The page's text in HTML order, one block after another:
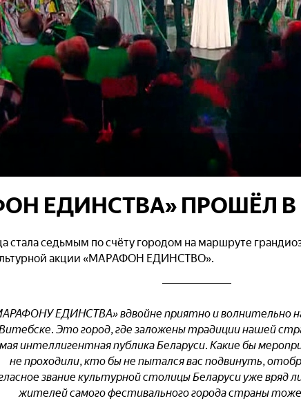
ЕДИНСТВА» ПРОШЁЛ В
стала седьмым по счёту городом на маршруте
акции «МАРАФОН ЕДИНСТВО».
ЕДИНСТВА» вдвойне приятно и волнительно
Это город, где заложены традиции нашей
интеллигентная публика Беларуси. Какие бы
не проходили, кто бы не пытался вас подвинуть,
звание культурной столицы Беларуси уже вряд
жителей самого фестивального города страны